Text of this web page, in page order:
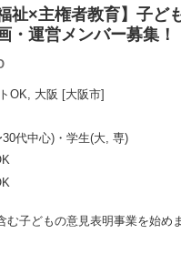
祉×主権者教育】子ど
・運営メンバー募集！
OK, 大阪 [大阪市]
代中心)・学生(大, 専)
子どもの意見表明事業を始め